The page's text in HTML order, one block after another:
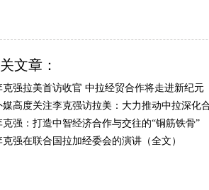
文章：
克强拉美首访收官 中拉经贸合作将走进新纪元
媒高度关注李克强访拉美：大力推动中拉深化
克强：打造中智经济合作与交往的“铜筋铁骨”
克强在联合国拉加经委会的演讲（全文）